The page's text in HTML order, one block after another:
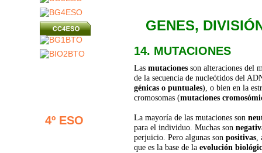
GENES,
14. MUTACIONES
Las mutaciones son alteraciones del
de la secuencia de nucleótidos del
génicas o puntuales), o bien en la
cromosomas (mutaciones
La mayoría de las mutaciones son
para el individuo. Muchas son
perjuicio. Pero algunas son positivas,
que es la base de la evolución
4º ESO